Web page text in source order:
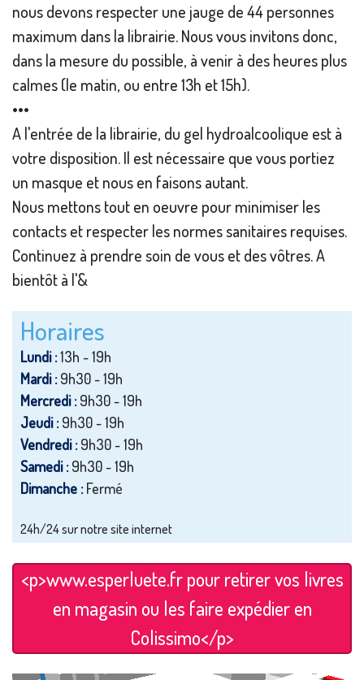
nous devons respecter une jauge de 44 personnes
maximum dans la librairie. Nous vous invitons donc,
dans la mesure du possible, à venir à des heures plus
calmes (le matin, ou entre 13h et 15h).
•••
A l'entrée de la librairie, du gel hydroalcoolique est à
votre disposition. Il est nécessaire que vous portiez
un masque et nous en faisons autant.
Nous mettons tout en oeuvre pour minimiser les
contacts et respecter les normes sanitaires requises.
Continuez à prendre soin de vous et des vôtres. A
bientôt à l'&
Horaires
Lundi :13h - 19h
Mardi :9h30 - 19h
Mercredi :9h30 - 19h
Jeudi :9h30 - 19h
Vendredi :9h30 - 19h
Samedi :9h30 - 19h
Dimanche :Fermé
24h/24 sur notre site internet
<p>www.esperluete.fr pour retirer vos livres
en magasin ou les faire expédier en
Colissimo</p>